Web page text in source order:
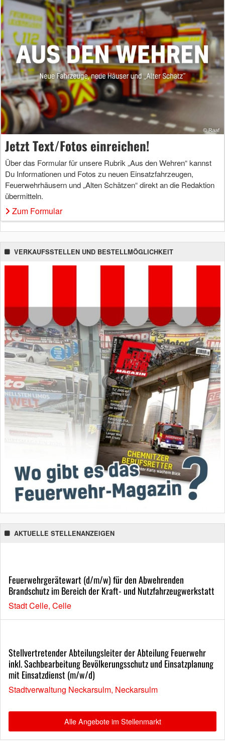
Jetzt Text/Fotos einreichen!
Über das Formular für unsere Rubrik „Aus den Wehren“ kannst
Du Informationen und Fotos zu neuen Einsatzfahrzeugen,
Feuerwehrhäusern und „Alten Schätzen“ direkt an die Redaktion
übermitteln.
Zum Formular
VERKAUFSSTELLEN UND BESTELLMÖGLICHKEIT
AKTUELLE STELLENANZEIGEN
Feuerwehrgerätewart (d/m/w) für den Abwehrenden
Brandschutz im Bereich der Kraft- und Nutzfahrzeugwerkstatt
Stadt Celle, Celle
Stellvertretender Abteilungsleiter der Abteilung Feuerwehr
inkl. Sachbearbeitung Bevölkerungsschutz und Einsatzplanung
mit Einsatzdienst (m/w/d)
Stadtverwaltung Neckarsulm, Neckarsulm
Alle Angebote im Stellenmarkt